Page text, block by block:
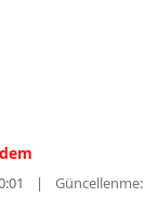
Güncellenme: